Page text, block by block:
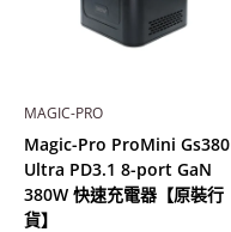
MAGIC-PRO
Magic-Pro ProMini Gs380
Ultra PD3.1 8-port GaN
380W 快速充電器【原裝行
貨】